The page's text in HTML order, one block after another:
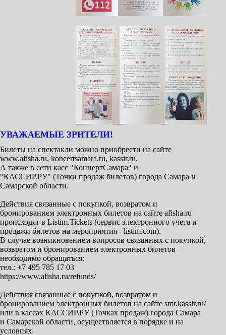
УВАЖАЕМЫЕ ЗРИТЕЛИ!
Билеты на спектакли можно приобрести на сайте
www.afisha.ru, koncertsamara.ru, kassir.ru.
А также в сети касс "КонцертСамара" и
"КАССИР.РУ" (Точки продаж билетов) города Самара и
Самарской области.
Действия связанные с покупкой, возвратом и
бронированием электронных билетов на сайте afisha.ru
происходят в Listim.Tickets (сервис электронного учета и
продажи билетов на мероприятия - listim.com).
В случае возникновением вопросов связанных с покупкой,
возвратом и бронированием электронных билетов
необходимо обращаться:
тел.: +7 495 785 17 03
https://www.afisha.ru/refunds/
Действия связанные с покупкой, возвратом и
бронированием электронных билетов на сайте smr.kassir.ru/
или в кассах КАССИР.РУ (Точках продаж) города Самара
и Самарской области, осуществляется в порядке и на
условиях: